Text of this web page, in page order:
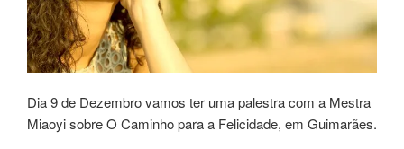
Dia 9 de Dezembro vamos ter uma palestra com a Mestra
Miaoyi sobre O Caminho para a Felicidade, em Guimarães.